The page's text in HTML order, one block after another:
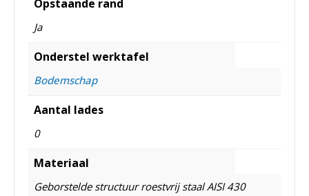
Opstaande rand
Ja
Onderstel werktafel
Bodemschap
Aantal lades
0
Materiaal
Geborstelde structuur roestvrij staal AISI 430